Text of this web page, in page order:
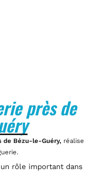
près de
de Bézu-le-Guéry, réalise
rôle important dans